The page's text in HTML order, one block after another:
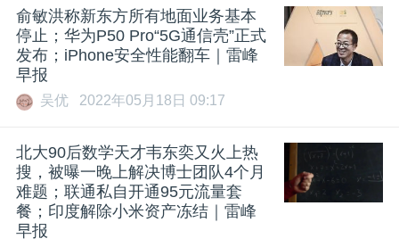
机
​俞敏洪称新东方所有地面业务基本
停止；华为P50 Pro“5G通信壳”正式
发布；iPhone安全性能翻车｜雷峰
早报
吴优 2022年05月18日 09:17
北大90后数学天才韦东奕又火上热
搜，被曝一晚上解决博士团队4个月
难题；联通私自开通95元流量套
餐；印度解除小米资产冻结｜雷峰
早报